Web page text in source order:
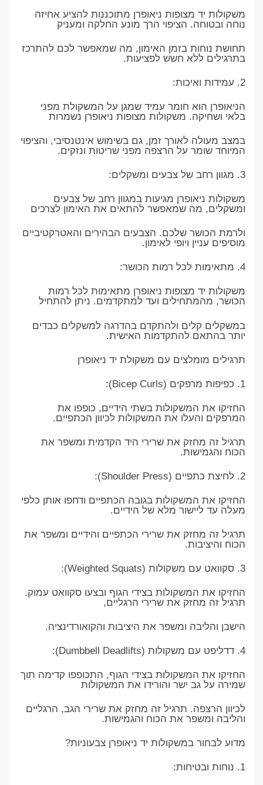
משקולות יד מצופות ניאופרן מתוכננות להציע אחיזה
נוחה ובטוחה. הציפוי הרך מונע החלקה ומעניק
תחושת נוחות בזמן האימון, מה שמאפשר לכם להתרכז
בתרגילים ללא חשש לפציעות.
2. עמידות ואיכות:
הניאופרן הוא חומר עמיד שמגן על המשקולת מפני
בלאי ושחיקה. משקולות מצופות ניאופרן נשמרות
במצב מעולה לאורך זמן, גם בשימוש אינטנסיבי, והציפוי
המיוחד שומר על הרצפה מפני שריטות ונזקים.
3. מגוון רחב של צבעים ומשקלים:
משקולות ניאופרן מגיעות במגוון רחב של צבעים
ומשקלים, מה שמאפשר להתאים את האימון לצרכים
ולרמת הכושר שלכם. הצבעים הבהירים והאטרקטיביים
מוסיפים עניין ויופי לאימון.
4. מתאימות לכל רמות הכושר:
משקולות יד מצופות ניאופרן מתאימות לכל רמות
הכושר, מהמתחילים ועד למתקדמים. ניתן להתחיל
במשקלים קלים ולהתקדם בהדרגה למשקלים כבדים
יותר בהתאם להתקדמות האישית.
תרגילים מומלצים עם משקולת יד ניאופרן
1. כפיפות מרפקים (Bicep Curls):
החזיקו את המשקולות בשתי הידיים, כופפו את
המרפקים והעלו את המשקולות לכיוון הכתפיים.
תרגיל זה מחזק את שרירי היד הקדמית ומשפר את
הכוח והגמישות.
2. לחיצת כתפיים (Shoulder Press):
החזיקו את המשקולות בגובה הכתפיים ודחפו אותן כלפי
מעלה עד ליישור מלא של הידיים.
תרגיל זה מחזק את שרירי הכתפיים והידיים ומשפר את
הכוח והיציבות.
3. סקוואט עם משקולות (Weighted Squats):
החזיקו את המשקולות בצידי הגוף ובצעו סקוואט עמוק.
תרגיל זה מחזק את שרירי הרגליים,
הישבן והליבה ומשפר את היציבות והקואורדינציה.
4. דדליפט עם משקולות (Dumbbell Deadlifts):
החזיקו את המשקולות בצידי הגוף, התכופפו קדימה תוך
שמירה על גב ישר והורידו את המשקולות
לכיוון הרצפה. תרגיל זה מחזק את שרירי הגב, הרגליים
והליבה ומשפר את הכוח והגמישות.
מדוע לבחור במשקולות יד ניאופרן צבעוניות?
1. נוחות ובטיחות: